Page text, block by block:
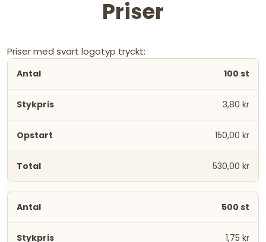
Priser
Priser med svart logotyp tryckt:
100 st
3,80 kr
150,00 kr
530,00 kr
500 st
1,75 kr